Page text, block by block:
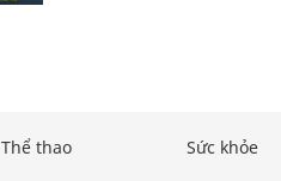
Thể thao Sức khỏe